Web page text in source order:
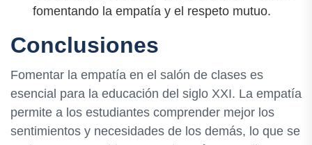
fomentando la empatía y el respeto mutuo.
Conclusiones
Fomentar la empatía en el salón de clases es
esencial para la educación del siglo XXI. La empatía
permite a los estudiantes comprender mejor los
sentimientos y necesidades de los demás, lo que se